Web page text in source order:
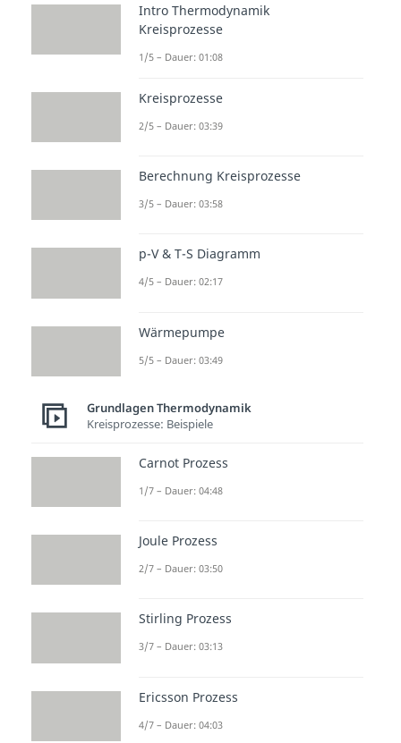
Intro Thermodynamik
Kreisprozesse
1/5 – Dauer: 01:08
Kreisprozesse
2/5 – Dauer: 03:39
Berechnung Kreisprozesse
3/5 – Dauer: 03:58
p-V & T-S Diagramm
4/5 – Dauer: 02:17
Wärmepumpe
5/5 – Dauer: 03:49
Grundlagen Thermodynamik
Kreisprozesse: Beispiele
Carnot Prozess
1/7 – Dauer: 04:48
Joule Prozess
2/7 – Dauer: 03:50
Stirling Prozess
3/7 – Dauer: 03:13
Ericsson Prozess
4/7 – Dauer: 04:03